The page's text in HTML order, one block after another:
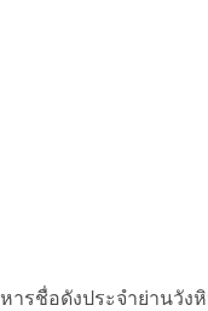
ารชื่อดังประจำย่านวัง